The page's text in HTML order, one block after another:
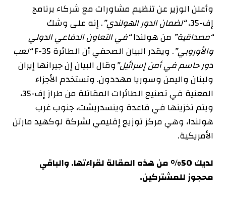
وأعلن الوزير عن تنظيم مشاورات مع شركاء برنامج
إف-35،
“لضمان الدور الهولندي”. إنه على وشك
“مصداقية” من هولندا“في التعاون الدفاعي الدولي
والأوروبي”. ويقدر البيان الصحفي أن الطائرة F-35
“لعب
دور حاسم في أمن إسرائيل”وقال البيان إن جيرانها إيران
ولبنان واليمن وسوريا مهددون. وتستخدم الأجزاء
المعنية في تصنيع الطائرات المقاتلة من طراز إف-35،
ويتم تخزينها في قاعدة وينسدريشت، جنوب غرب
هولندا، وهي مركز توزيع إقليمي لشركة لوكهيد مارتن
الأمريكية.
لديك 50% من هذه المقالة لقراءتها. والباقي
محجوز للمشتركين.